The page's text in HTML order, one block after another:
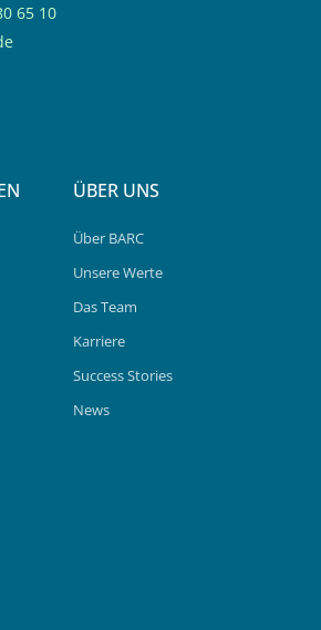
65 10
ÜBER UNS
Über BARC
Unsere Werte
Das Team
Karriere
Success Stories
News